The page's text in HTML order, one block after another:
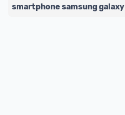
smartphone samsung galaxy